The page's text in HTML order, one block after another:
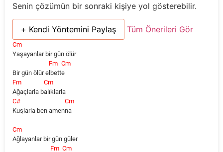
Senin çözümün bir sonraki kişiye yol gösterebilir.
+ Kendi Yöntemini Paylaş Tüm Önerileri Gör
Cm
Yaşayanlar bir gün ölür
Bir gün ölür e
Fm
lbett
Cm
e
Fm
Ağaçlarla b
Cm
alıklarla
C#
Kuşlarla ben amen
Cm
na
Cm
Ağlayanlar bir gün güler
Fm Cm